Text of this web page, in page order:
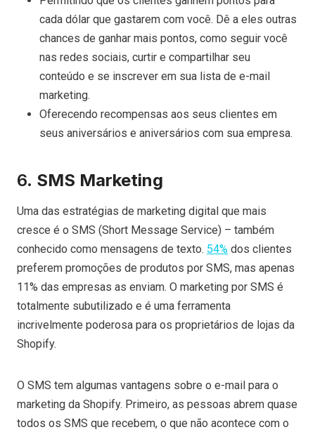
cada dólar que gastarem com você. Dê a eles outras
chances de ganhar mais pontos, como seguir você
nas redes sociais, curtir e compartilhar seu
conteúdo e se inscrever em sua lista de e-mail
marketing.
Oferecendo recompensas aos seus clientes em
seus aniversários e aniversários com sua empresa.
6. SMS Marketing
Uma das estratégias de marketing digital que mais
cresce é o SMS (Short Message Service) – também
conhecido como mensagens de texto. 54% dos clientes
preferem promoções de produtos por SMS, mas apenas
11% das empresas as enviam. O marketing por SMS é
totalmente subutilizado e é uma ferramenta
incrivelmente poderosa para os proprietários de lojas da
Shopify.
O SMS tem algumas vantagens sobre o e-mail para o
marketing da Shopify. Primeiro, as pessoas abrem quase
todos os SMS que recebem, o que não acontece com o